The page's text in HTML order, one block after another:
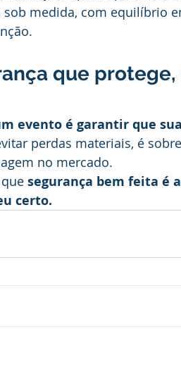
medida, com equilíbrio
que
evento é garantir que
perdas materiais, é
no mercado.
segurança bem feita é
certo.